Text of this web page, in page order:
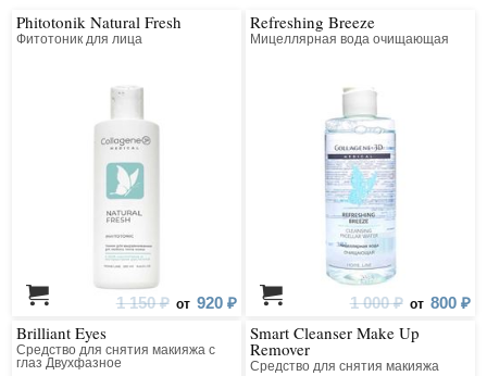
Phitotonik Natural Fresh
Фитотоник для лица
1 150 ₽ от 920 ₽
Refreshing Breeze
Мицеллярная вода очищающая
1 000 ₽ от 800 ₽
Brilliant Eyes
Средство для снятия макияжа с
глаз Двухфазное
Smart Cleanser Make Up
Remover
Средство для снятия макияжа